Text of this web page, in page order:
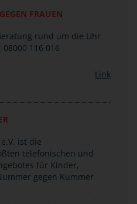
FRAUEN
rund um die Uhr
116 016
Link
ist die
telefonischen und
für Kinder,
gegen Kummer